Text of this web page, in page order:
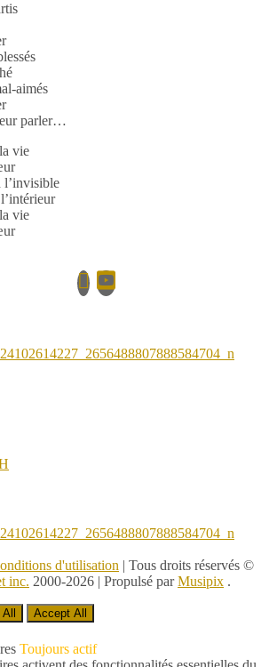
aimés
parler…
vie
l’invisible
vie
d'utilisation | Tous droits réservés ©
inc. 2000-2026 | Propulsé parMusipix .
Accept All
Toujours actif